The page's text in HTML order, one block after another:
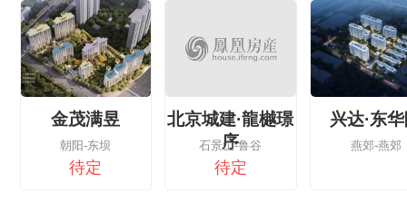
金茂满昱
朝阳-东坝
待定
北京城建·龍樾璟
序
石景山-鲁谷
待定
兴达·东
燕郊-燕郊